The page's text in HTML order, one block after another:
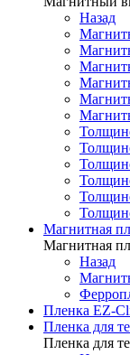
Назад
Магнитная
Магнитная
Назад
Пленка EZ-
Пленка для
Пленка для